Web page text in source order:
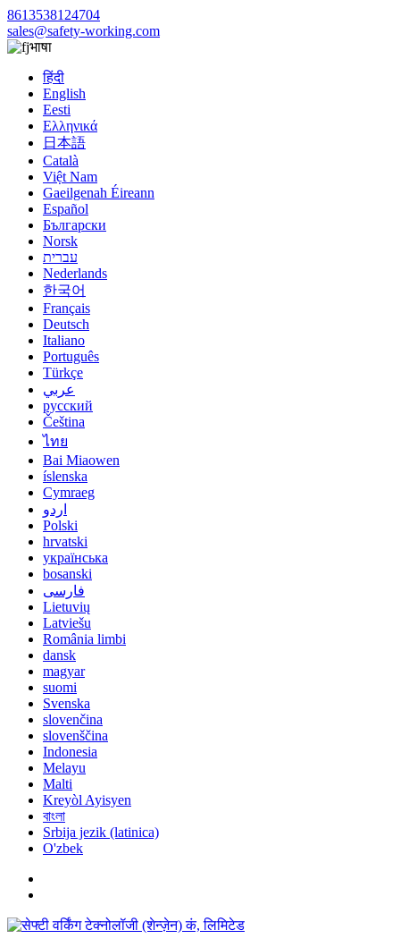
8613538124704
sales@safety-working.com
भाषा
हिंदी
English
Eesti
Ελληνικά
日本語
Català
Việt Nam
Gaeilgenah Éireann
Español
Български
Norsk
עברית
Nederlands
한국어
Français
Deutsch
Italiano
Português
Türkçe
عربي
русский
Čeština
ไทย
Bai Miaowen
íslenska
Cymraeg
اردو
Polski
hrvatski
українська
bosanski
فارسی
Lietuvių
Latviešu
România limbi
dansk
magyar
suomi
Svenska
slovenčina
slovenščina
Indonesia
Melayu
Malti
Kreyòl Ayisyen
বাংলা
Srbija jezik (latinica)
O'zbek